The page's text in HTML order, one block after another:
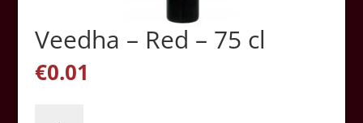
Veedha – Red – 75 cl
€0.01